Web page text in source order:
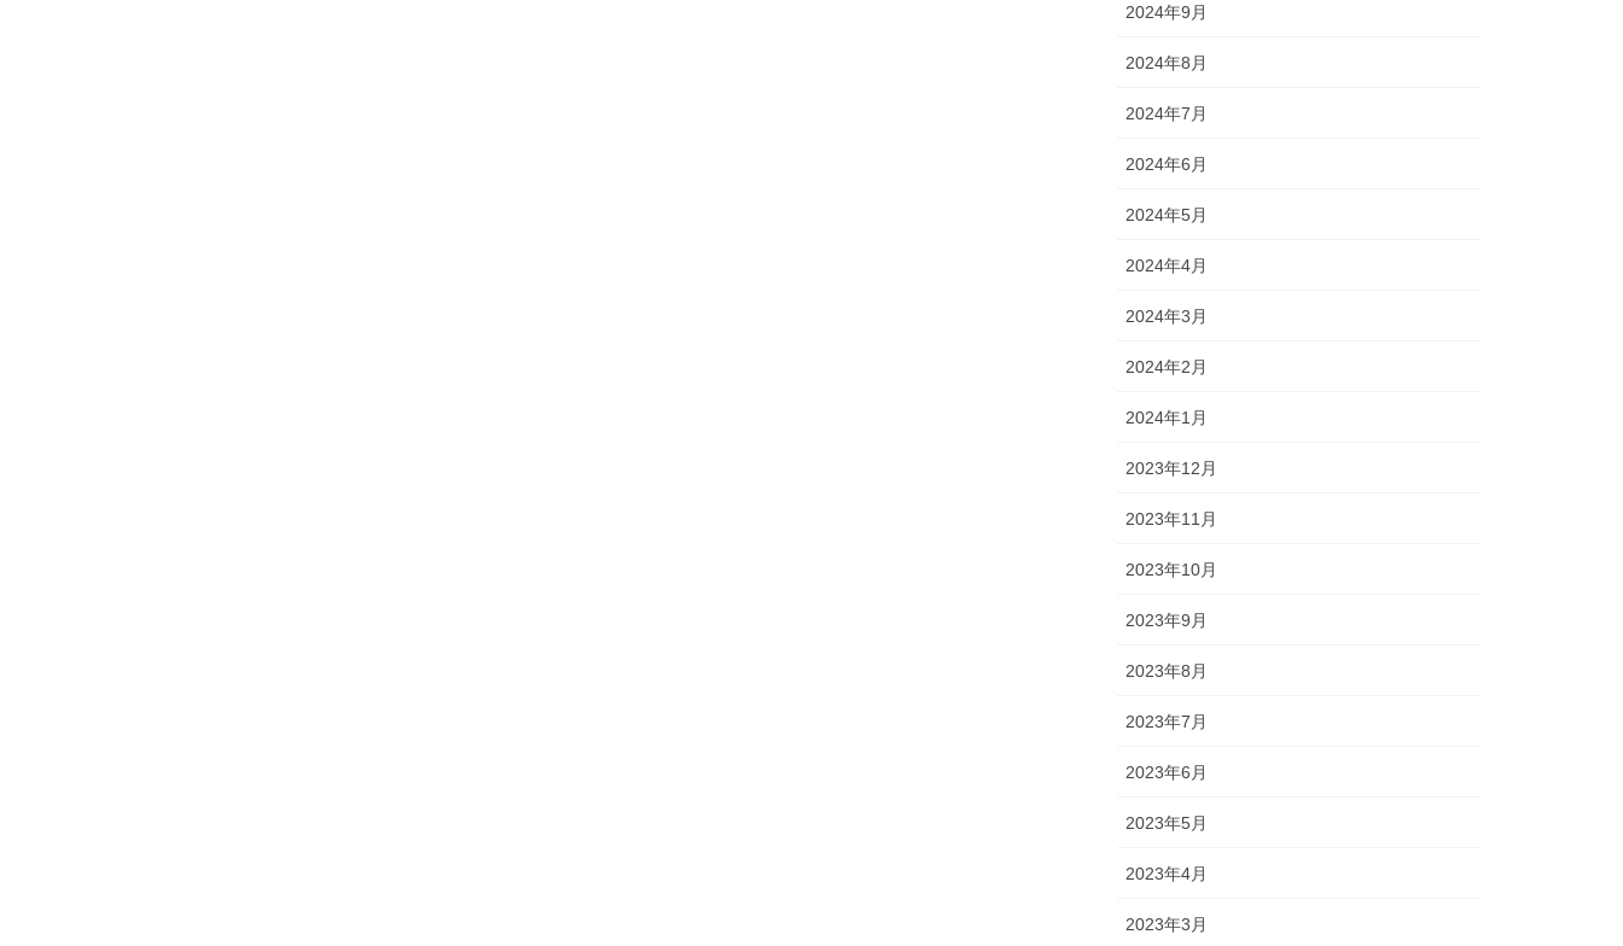
2024年9月
2024年8月
2024年7月
2024年6月
2024年5月
2024年4月
2024年3月
2024年2月
2024年1月
2023年12月
2023年11月
2023年10月
2023年9月
2023年8月
2023年7月
2023年6月
2023年5月
2023年4月
2023年3月